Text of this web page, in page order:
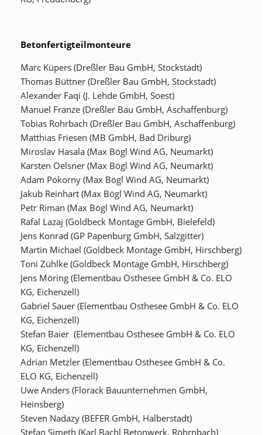
Betonfertigteilmonteure
Marc Küpers (Dreßler Bau GmbH, Stockstadt)
Thomas Büttner (Dreßler Bau GmbH, Stockstadt)
Alexander Faqi (J. Lehde GmbH, Soest)
Manuel Franze (Dreßler Bau GmbH, Aschaffenburg)
Tobias Rohrbach (Dreßler Bau GmbH, Aschaffenburg)
Matthias Friesen (MB GmbH, Bad Driburg)
Miroslav Hasala (Max Bögl Wind AG, Neumarkt)
Karsten Oelsner (Max Bögl Wind AG, Neumarkt)
Adam Pokorny (Max Bögl Wind AG, Neumarkt)
Jakub Reinhart (Max Bögl Wind AG, Neumarkt)
Petr Riman (Max Bögl Wind AG, Neumarkt)
Rafal Lazaj (Goldbeck Montage GmbH, Bielefeld)
Jens Konrad (GP Papenburg GmbH, Salzgitter)
Martin Michael (Goldbeck Montage GmbH, Hirschberg)
Toni Zühlke (Goldbeck Montage GmbH, Hirschberg)
Jens Möring (Elementbau Osthesee GmbH & Co. ELO
KG, Eichenzell)
Gabriel Sauer (Elementbau Osthesee GmbH & Co. ELO
KG, Eichenzell)
Stefan Baier (Elementbau Osthesee GmbH & Co. ELO
KG, Eichenzell)
Adrian Metzler (Elementbau Osthesee GmbH & Co.
ELO KG, Eichenzell)
Uwe Anders (Florack Bauunternehmen GmbH,
Heinsberg)
Steven Nadazy (BEFER GmbH, Halberstadt)
Stefan Simeth (Karl Bachl Betonwerk, Röhrnbach)